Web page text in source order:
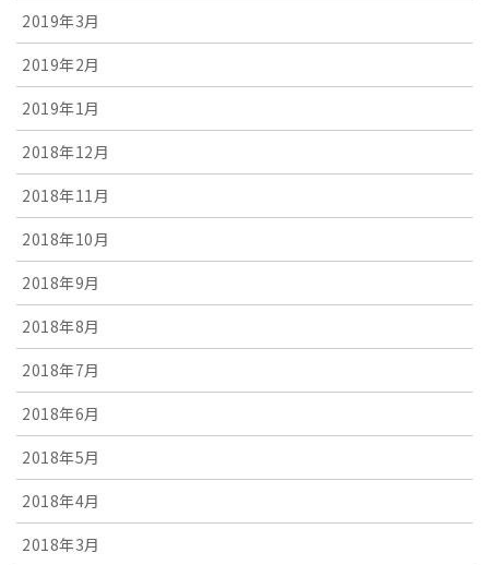
2019年3月
2019年2月
2019年1月
2018年12月
2018年11月
2018年10月
2018年9月
2018年8月
2018年7月
2018年6月
2018年5月
2018年4月
2018年3月